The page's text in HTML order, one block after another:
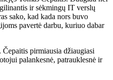
ir sėkmingų IT verslų
sako, kad kada nors buvo
pavertė darbu, kuriuo dabar
Čepaitis pirmiausia džiaugiasi
palankesnė, patrauklesnė ir